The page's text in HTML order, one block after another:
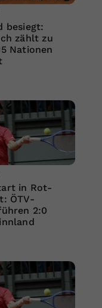
besiegt:
zählt zu
Nationen
in Rot-
ÖTV-
2:0